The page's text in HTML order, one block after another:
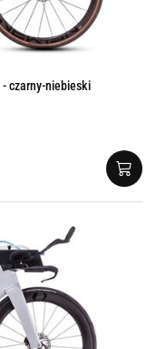
- czarny-niebieski